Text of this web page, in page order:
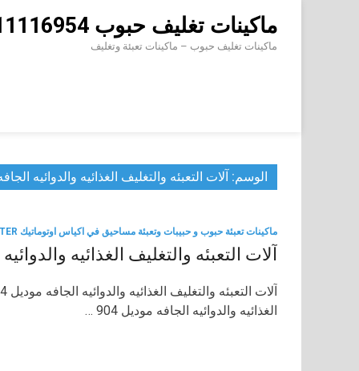
content
ماكينات تغليف حبوب 01211116954 – 01211116956 – 01211116958
ماكينات تغليف حبوب – ماكينات تعبئة وتغليف
الوسم: آلات التعبئه والتغليف الغذائيه والدوائيه
ماكينات تعبئة حبوب و حبيبات وتعبئة مساحيق في اكياس اوتوماتيك FILTER
آلات التعبئه والتغليف الغذائيه
الغذائيه والدوائيه الجافه موديل 904 …